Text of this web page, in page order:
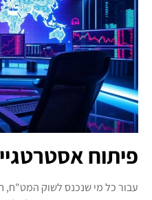
פיתוח
עבור כל מי שנכנס לשוק